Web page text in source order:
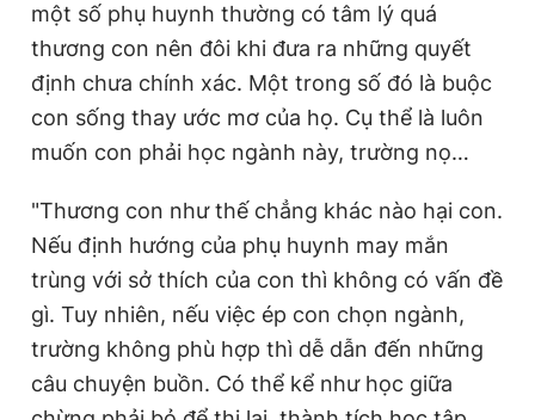
một số phụ huynh thường có tâm lý quá
thương con nên đôi khi đưa ra những quyết
định chưa chính xác. Một trong số đó là buộc
con sống thay ước mơ của họ. Cụ thể là luôn
muốn con phải học ngành này, trường nọ…
"Thương con như thế chẳng khác nào hại con.
Nếu định hướng của phụ huynh may mắn
trùng với sở thích của con thì không có vấn đề
gì. Tuy nhiên, nếu việc ép con chọn ngành,
trường không phù hợp thì dễ dẫn đến những
câu chuyện buồn. Có thể kể như học giữa